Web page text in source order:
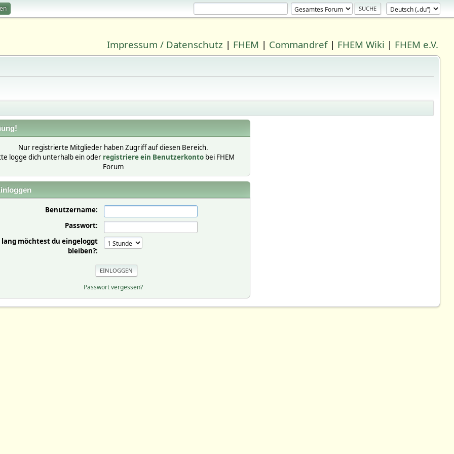
Impressum / Datenschutz | FHEM | Commandref| FHEM Wiki | FHEM e.V.
Nur registrierte Mitglieder haben Zugriff auf diesen Bereich.
logge dich unterhalb ein oder registriere ein Benutzerkontobei FHEM
Forum
Benutzername:
Passwort:
lang möchtest du eingeloggt
bleiben?:
Passwort vergessen?